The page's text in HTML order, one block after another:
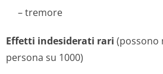
– tremore
Effetti indesiderati rari (possono
persona su 1000)